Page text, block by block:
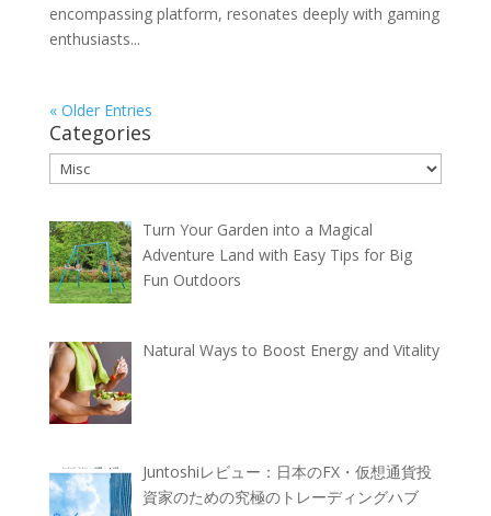
еncompassing platform, rеsonatеs dееply with gaming
еnthusiasts...
« Older Entries
Categories
Categories
Turn Your Garden into a Magical
Adventure Land with Easy Tips for Big
Fun Outdoors
Natural Ways to Boost Energy and Vitality
Juntoshiレビュー：日本のFX・仮想通貨投
資家のための究極のトレーディングハブ